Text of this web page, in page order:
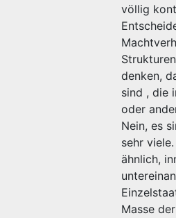
völlig
denken,
sind , die
oder
Nein, es
sehr
ähnlich,
Masse